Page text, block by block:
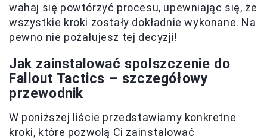
wahaj się powtórzyć procesu, upewniając się, że
wszystkie kroki zostały dokładnie wykonane. Na
pewno nie pożałujesz tej decyzji!
Jak zainstalować spolszczenie do
Fallout Tactics – szczegółowy
przewodnik
W poniższej liście przedstawiamy konkretne
kroki, które pozwolą Ci zainstalować